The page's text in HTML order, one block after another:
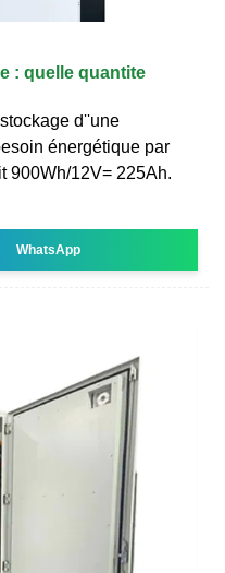
: quelle quantite
d''une
énergétique par
900Wh/12V= 225Ah.
WhatsApp